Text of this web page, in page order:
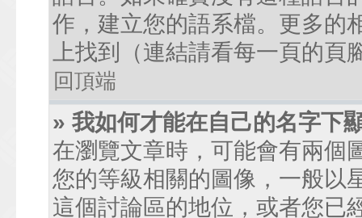
作，建立您的語系檔。更多的
上找到（連結請看每一頁的頁
回頂端
» 我如何才能在自己的名字下
在瀏覽文章時，可能會有兩個
您的等級相關的圖像，一般以
這個討論區的地位，或者您已